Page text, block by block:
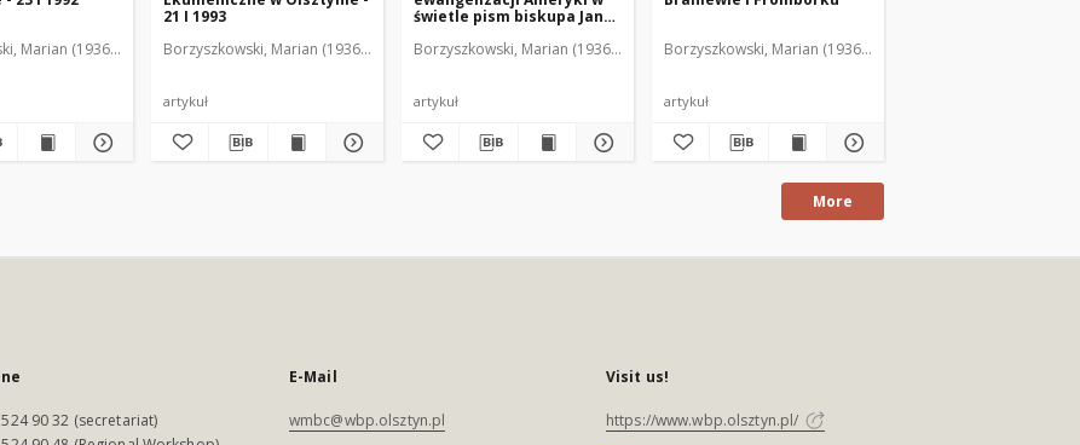
Marian (1936-2001)
21 I 1993
Borzyszkowski, Marian (1936-2001)
artykuł
świetle pism biskupa Jana
Seminarium Duchownego
bibliotecznej
Borzyszkowski, Marian (1936-2001)
artykuł
Borzyszkowski, Marian (1936-2001)
artykuł
More
90 32 (secretariat)
E-Mail
wmbc@wbp.olsztyn.pl
Visit us!
https://www.wbp.olsztyn.pl/